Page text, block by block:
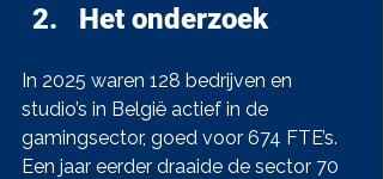
Het onderzoek
In 2025 waren 128 bedrijven en
studio’s in België actief in de
gamingsector, goed voor 674 FTE’s.
Een jaar eerder draaide de sector 70